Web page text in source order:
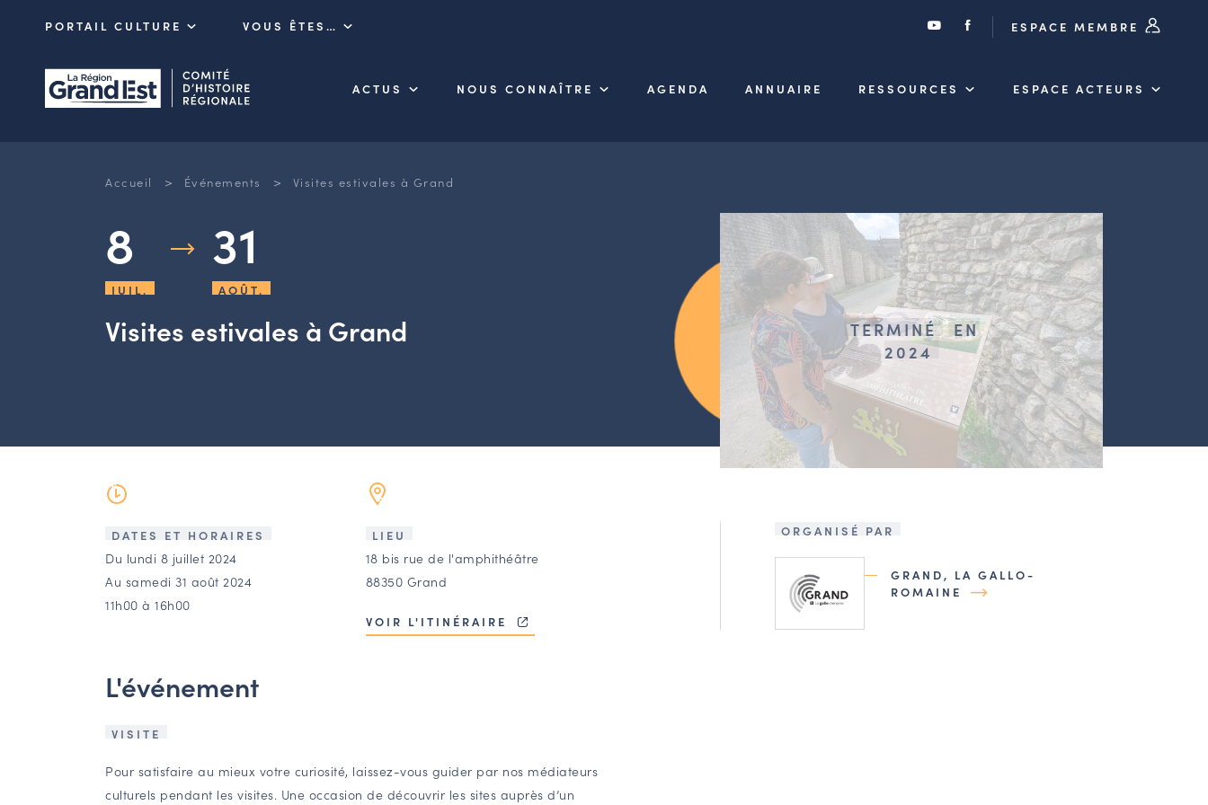
PORTAIL CULTURE VOUS ÊTES… ESPACE MEMBRE
ACTUS NOUS CONNAÎTRE AGENDA ANNUAIRE RESSOURCES ESPACE ACTEURS
Accueil > Événements > Visites estivales à Grand
8
JUIL.
31
AOÛT.
Visites estivales à Grand
DATES ET HORAIRES
Du lundi 8 juillet 2024
Au samedi 31 août 2024
11h00 à 16h00
LIEU
18 bis rue de l'amphithéâtre
88350 Grand
VOIR L'ITINÉRAIRE
L'événement
VISITE
Pour satisfaire au mieux votre curiosité, laissez-vous guider par nos médiateurs
culturels pendant les visites. Une occasion de découvrir les sites auprès d’un
TERMINÉ
EN
2024
ORGANISÉ PAR
GRAND, LA GALLO-
ROMAINE